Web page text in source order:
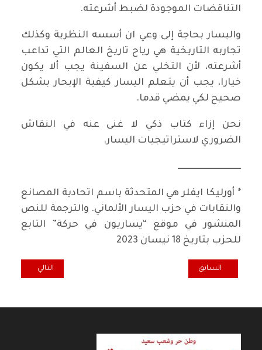
التناقضات الموجودة لضبط أشرعته.
واليسار بحاجة إلى وعي ان أسسه النظرية وكذلك
تجاربه التاريخية هي رياح تاريخ العالم التي تداعب
أشرعته، لأن التخلي عن السفينة يجب ألا يكون
خيارا، يجب أن يتعلم اليسار كيفية الإبحار بشكل
صحيح لكي يمضي قدما.
نحن إزاء كتاب ذكي لا غنى عنه في النقاش
الضروري لاستراتيجيات اليسار.
ــــــــــــــــــــــــــــــــــــ
* أورليكا ايفلر هي المتحدثة باسم اتحادية المصانع
والنقابات في حزب اليسار الألماني. والترجمة للنص
المنشور في موقع “يساريون في حركة” التابع
للحزب بتاريخ 18 نيسان 2023
المقال السابق: في راهنية الماركسية.. تجلي الأطروحة 11 حول فيورباخ
السابق المقال التالي:
التالي